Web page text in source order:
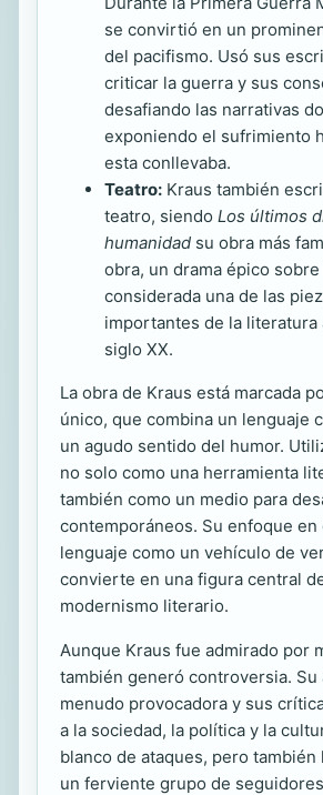
se convirtió en un
del pacifismo. Usó sus
criticar la guerra y sus
desafiando las narrativas
exponiendo el sufrimiento
esta conllevaba.
Teatro: Kraus también
teatro, siendo Los últimos
humanidad su obra más
obra, un drama épico
considerada una de las
importantes de la literatura
siglo XX.
La obra de Kraus está marcada
único, que combina un lenguaje
un agudo sentido del humor.
no solo como una herramienta
también como un medio para
contemporáneos. Su enfoque en
lenguaje como un vehículo de
convierte en una figura central
modernismo literario.
Aunque Kraus fue admirado por
también generó controversia. Su
menudo provocadora y sus
a la sociedad, la política y la
blanco de ataques, pero también
un ferviente grupo de